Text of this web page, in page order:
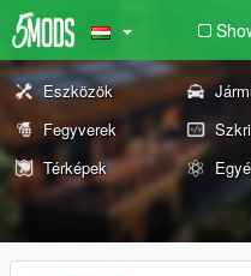
Eszközök
Fegyverek
Térképek